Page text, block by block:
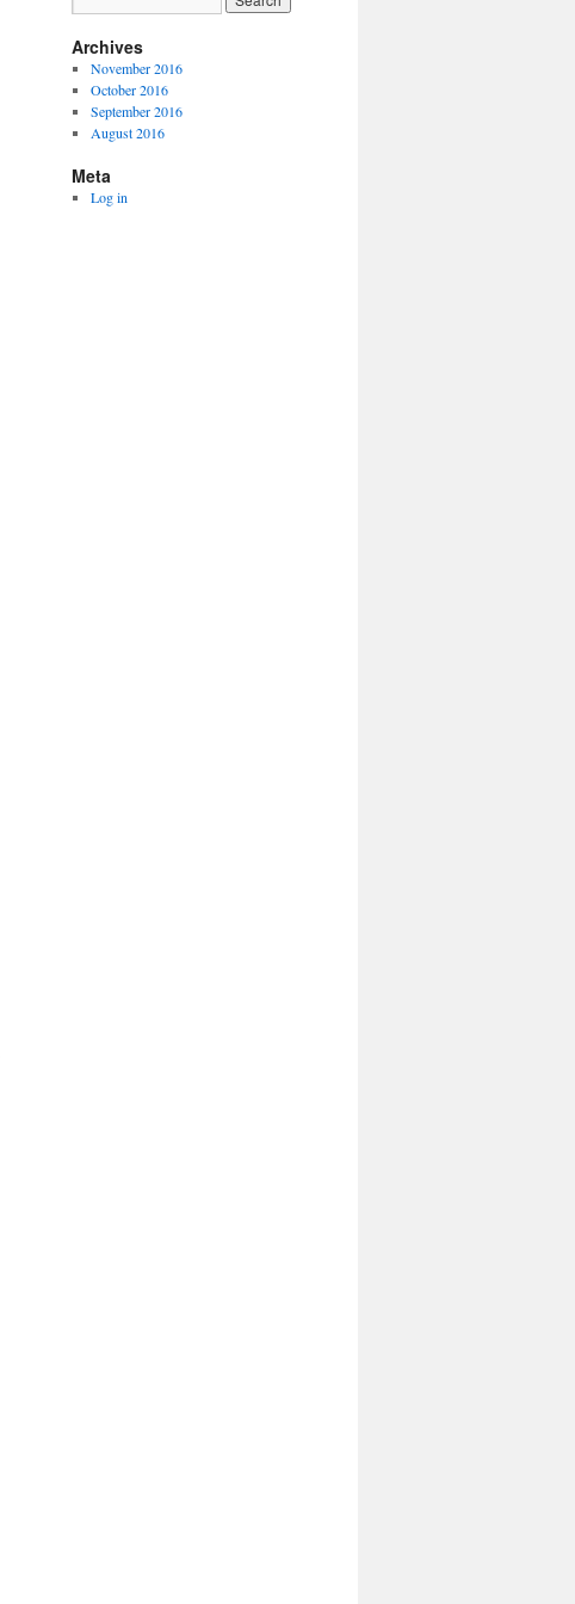
Archives
November 2016
October 2016
September 2016
August 2016
Meta
Log in